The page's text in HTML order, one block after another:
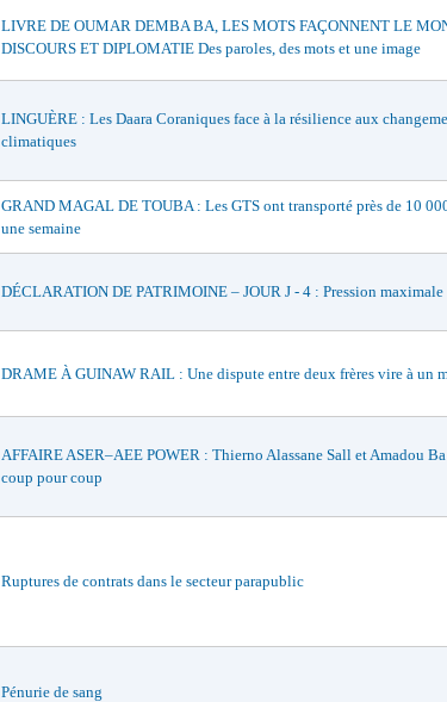
LIVRE DE OUMAR DEMBA BA, LES MOTS FAÇONNENT LE
DISCOURS ET DIPLOMATIE Des paroles, des mots et une image
LINGUÈRE : Les Daara Coraniques face à la résilience aux
climatiques
GRAND MAGAL DE TOUBA : Les GTS ont transporté près de 10
une semaine
DÉCLARATION DE PATRIMOINE – JOUR J - 4 : Pression maximale
DRAME À GUINAW RAIL : Une dispute entre deux frères vire à un
AFFAIRE ASER–AEE POWER : Thierno Alassane Sall et Amadou
coup pour coup
Ruptures de contrats dans le secteur parapublic
Pénurie de sang